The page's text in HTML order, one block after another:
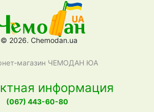
© 2026. Chemodan.ua
магазин ЧЕМОДАН ЮА
информация
(067) 443-60-80